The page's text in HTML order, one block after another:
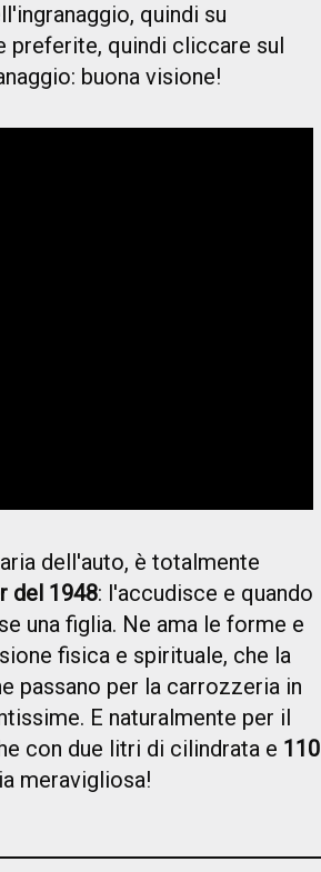
quindi su
preferite, quindi cliccare sul
buona visione!
dell'auto, è totalmente
del 1948: l'accudisce e quando
una figlia. Ne ama le forme e
fisica e spirituale, che la
passano per la carrozzeria in
E naturalmente per il
con due litri di cilindrata e 110
meravigliosa!